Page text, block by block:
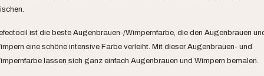
ist die beste Augenbrauen-/Wimpernfarbe, die den Augenbrauen
eine schöne intensive Farbe verleiht. Mit dieser Augenbrauen- und
lassen sich ganz einfach Augenbrauen und Wimpern bemalen.